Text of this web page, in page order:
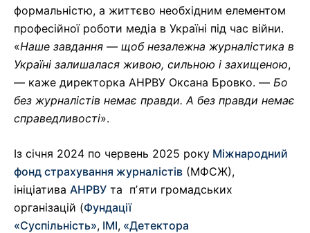
формальністю, а життєво необхідним елементом
професійної роботи медіа в Україні під час війни.
«Наше завдання — щоб незалежна журналістика в
Україні залишалася живою, сильною і захищеною,
— каже директорка АНРВУ Оксана Бровко. — Бо
без журналістів немає правди. А без правди немає
справедливості».
Із січня 2024 по червень 2025 року Міжнародний
фонд страхування журналістів (МФСЖ),
ініціатива АНРВУ та пʼяти громадських
організацій (Фундації
«Суспільність», ІМІ, «Детектора